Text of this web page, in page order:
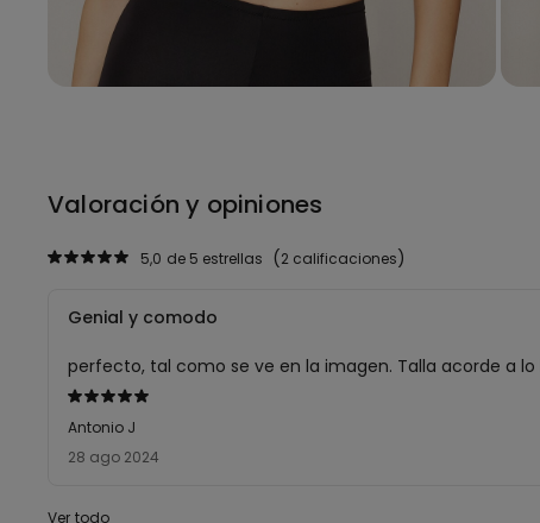
Valoración y opiniones
2 calificaciones
5,0 de 5 estrellas
Calificación
de
5
Genial y comodo
perfecto, tal como se ve en la imagen. Talla acorde a
28 ago 2024
Antonio J
Ver todo